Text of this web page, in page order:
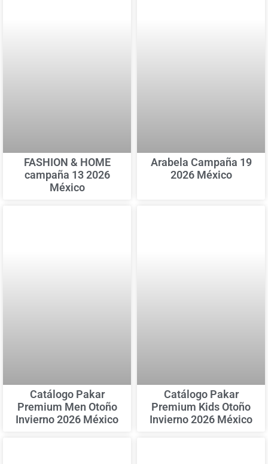
FASHION & HOME
campaña 13 2026
México
Arabela Campaña 19
2026 México
Catálogo Pakar
Premium Men Otoño
Invierno 2026 México
Catálogo Pakar
Premium Kids Otoño
Invierno 2026 México